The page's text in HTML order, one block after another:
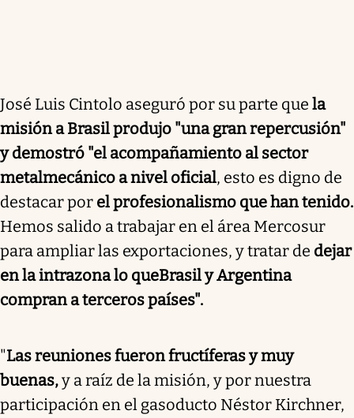
José Luis Cintolo aseguró por su parte que la
misión a Brasil produjo "una gran repercusión"
y demostró "el acompañamiento al sector
metalmecánico a nivel oficial, esto es digno de
destacar por el profesionalismo que han tenido.
Hemos salido a trabajar en el área Mercosur
para ampliar las exportaciones, y tratar de dejar
en la intrazona lo queBrasil y Argentina
compran a terceros países".
"Las reuniones fueron fructíferas y muy
buenas,y a raíz de la misión, y por nuestra
participación en el gasoducto Néstor Kirchner,